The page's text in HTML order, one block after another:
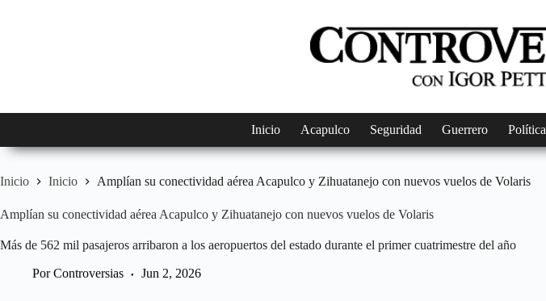
Inicio Acapulco Seguridad Guerrero Política
Inicio Inicio Amplían su conectividad aérea Acapulco y Zihuatanejo con nuevos vuelos de Volaris
Amplían su conectividad aérea Acapulco y Zihuatanejo con nuevos vuelos de Volaris
Más de 562 mil pasajeros arribaron a los aeropuertos del estado durante el primer cuatrimestre del año
Por Controversias Jun 2, 2026